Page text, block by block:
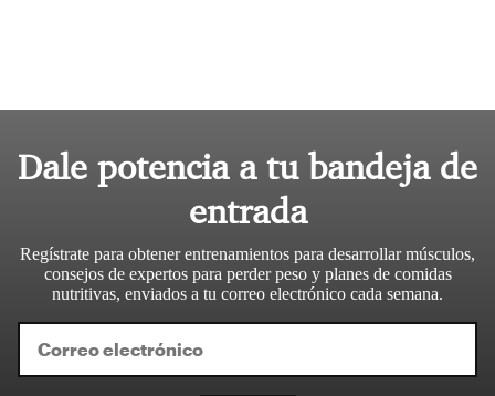
Dale potencia a tu bandeja de
entrada
Regístrate para obtener entrenamientos para desarrollar músculos,
consejos de expertos para perder peso y planes de comidas
nutritivas, enviados a tu correo electrónico cada semana.